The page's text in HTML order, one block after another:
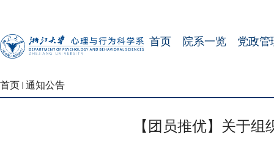
首页 院系一览 党政管
首页 通知公告
【团员推优】关于